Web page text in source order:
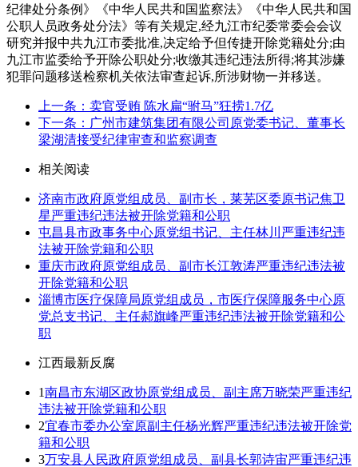
纪律处分条例》《中华人民共和国监察法》《中华人民共和国
公职人员政务处分法》等有关规定,经九江市纪委常委会会议
研究并报中共九江市委批准,决定给予但传捷开除党籍处分;由
九江市监委给予开除公职处分;收缴其违纪违法所得;将其涉嫌
犯罪问题移送检察机关依法审查起诉,所涉财物一并移送。
上一条：卖官受贿 陈水扁“驸马”狂捞1.7亿
下一条：广州市建筑集团有限公司原党委书记、董事长
梁湖清接受纪律审查和监察调查
相关阅读
济南市政府原党组成员、副市长，莱芜区委原书记焦卫
星严重违纪违法被开除党籍和公职
屯昌县市政事务中心原党组书记、主任林川严重违纪违
法被开除党籍和公职
重庆市政府原党组成员、副市长江敦涛严重违纪违法被
开除党籍和公职
淄博市医疗保障局原党组成员，市医疗保障服务中心原
党总支书记、主任郝旗峰严重违纪违法被开除党籍和公
职
江西最新反腐
1南昌市东湖区政协原党组成员、副主席万晓荣严重违纪
违法被开除党籍和公职
2宜春市委办公室原副主任杨光辉严重违纪违法被开除党
籍和公职
3万安县人民政府原党组成员、副县长郭诗宙严重违纪违